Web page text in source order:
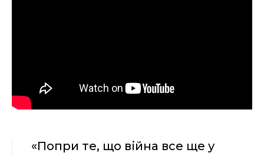
«Попри те, що війна все ще у